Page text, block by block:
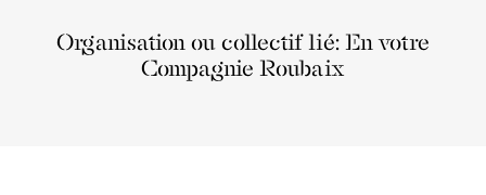
Organisation ou collectif lié: En votre
Compagnie Roubaix